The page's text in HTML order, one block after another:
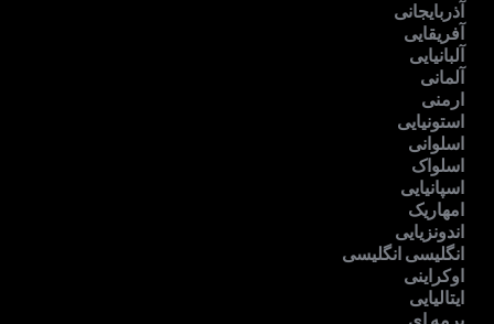
آذربایجانی
آفریقایی
آلبانیایی
آلمانی
ارمنی
استونیایی
اسلوانی
اسلواک
اسپانیایی
امهاریک
اندونزیایی
انگلیسی انگلیسی
اوکراینی
ایتالیایی